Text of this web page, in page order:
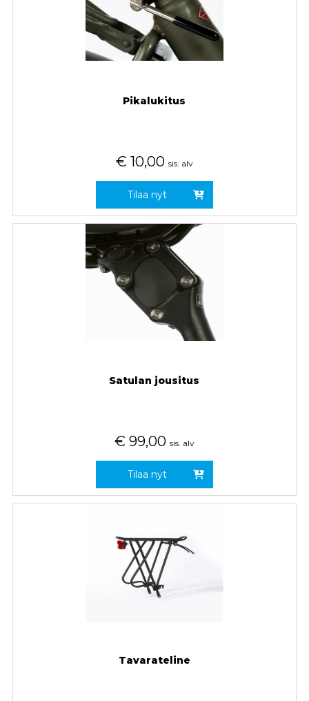
Pikalukitus
€ 10,00 sis. alv
Tilaa nyt
Satulan jousitus
€ 99,00 sis. alv
Tilaa nyt
Tavarateline